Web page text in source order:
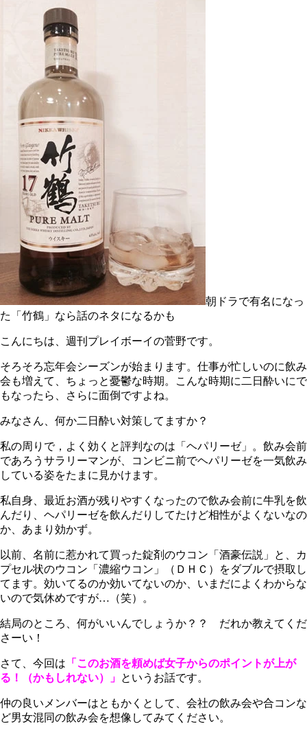
朝ドラで有名になっ
た「竹鶴」なら話のネタになるかも
こんにちは、週刊プレイボーイの菅野です。
そろそろ忘年会シーズンが始まります。仕事が忙しいのに飲み
会も増えて、ちょっと憂鬱な時期。こんな時期に二日酔いにで
もなったら、さらに面倒ですよね。
みなさん、何か二日酔い対策してますか？
私の周りで，よく効くと評判なのは「ヘパリーゼ」。飲み会前
であろうサラリーマンが、コンビニ前でヘパリーゼを一気飲み
している姿をたまに見かけます。
私自身、最近お酒が残りやすくなったので飲み会前に牛乳を飲
んだり、ヘパリーゼを飲んだりしてたけど相性がよくないなの
か、あまり効かず。
以前、名前に惹かれて買った錠剤のウコン「酒豪伝説」と、カ
プセル状のウコン「濃縮ウコン」（ＤＨＣ）をダブルで摂取し
てます。効いてるのか効いてないのか、いまだによくわからな
いので気休めですが…（笑）。
結局のところ、何がいいんでしょうか？？ だれか教えてくだ
さーい！
さて、今回は 「このお酒を頼めば女子からのポイントが上が
る！（かもしれない）」 というお話です。
仲の良いメンバーはともかくとして、会社の飲み会や合コンな
ど男女混同の飲み会を想像してみてください。